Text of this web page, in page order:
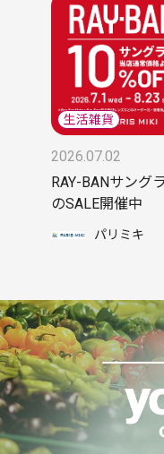
2026.07.02
RAY-BANサング
のSALE開催中
パリミキ